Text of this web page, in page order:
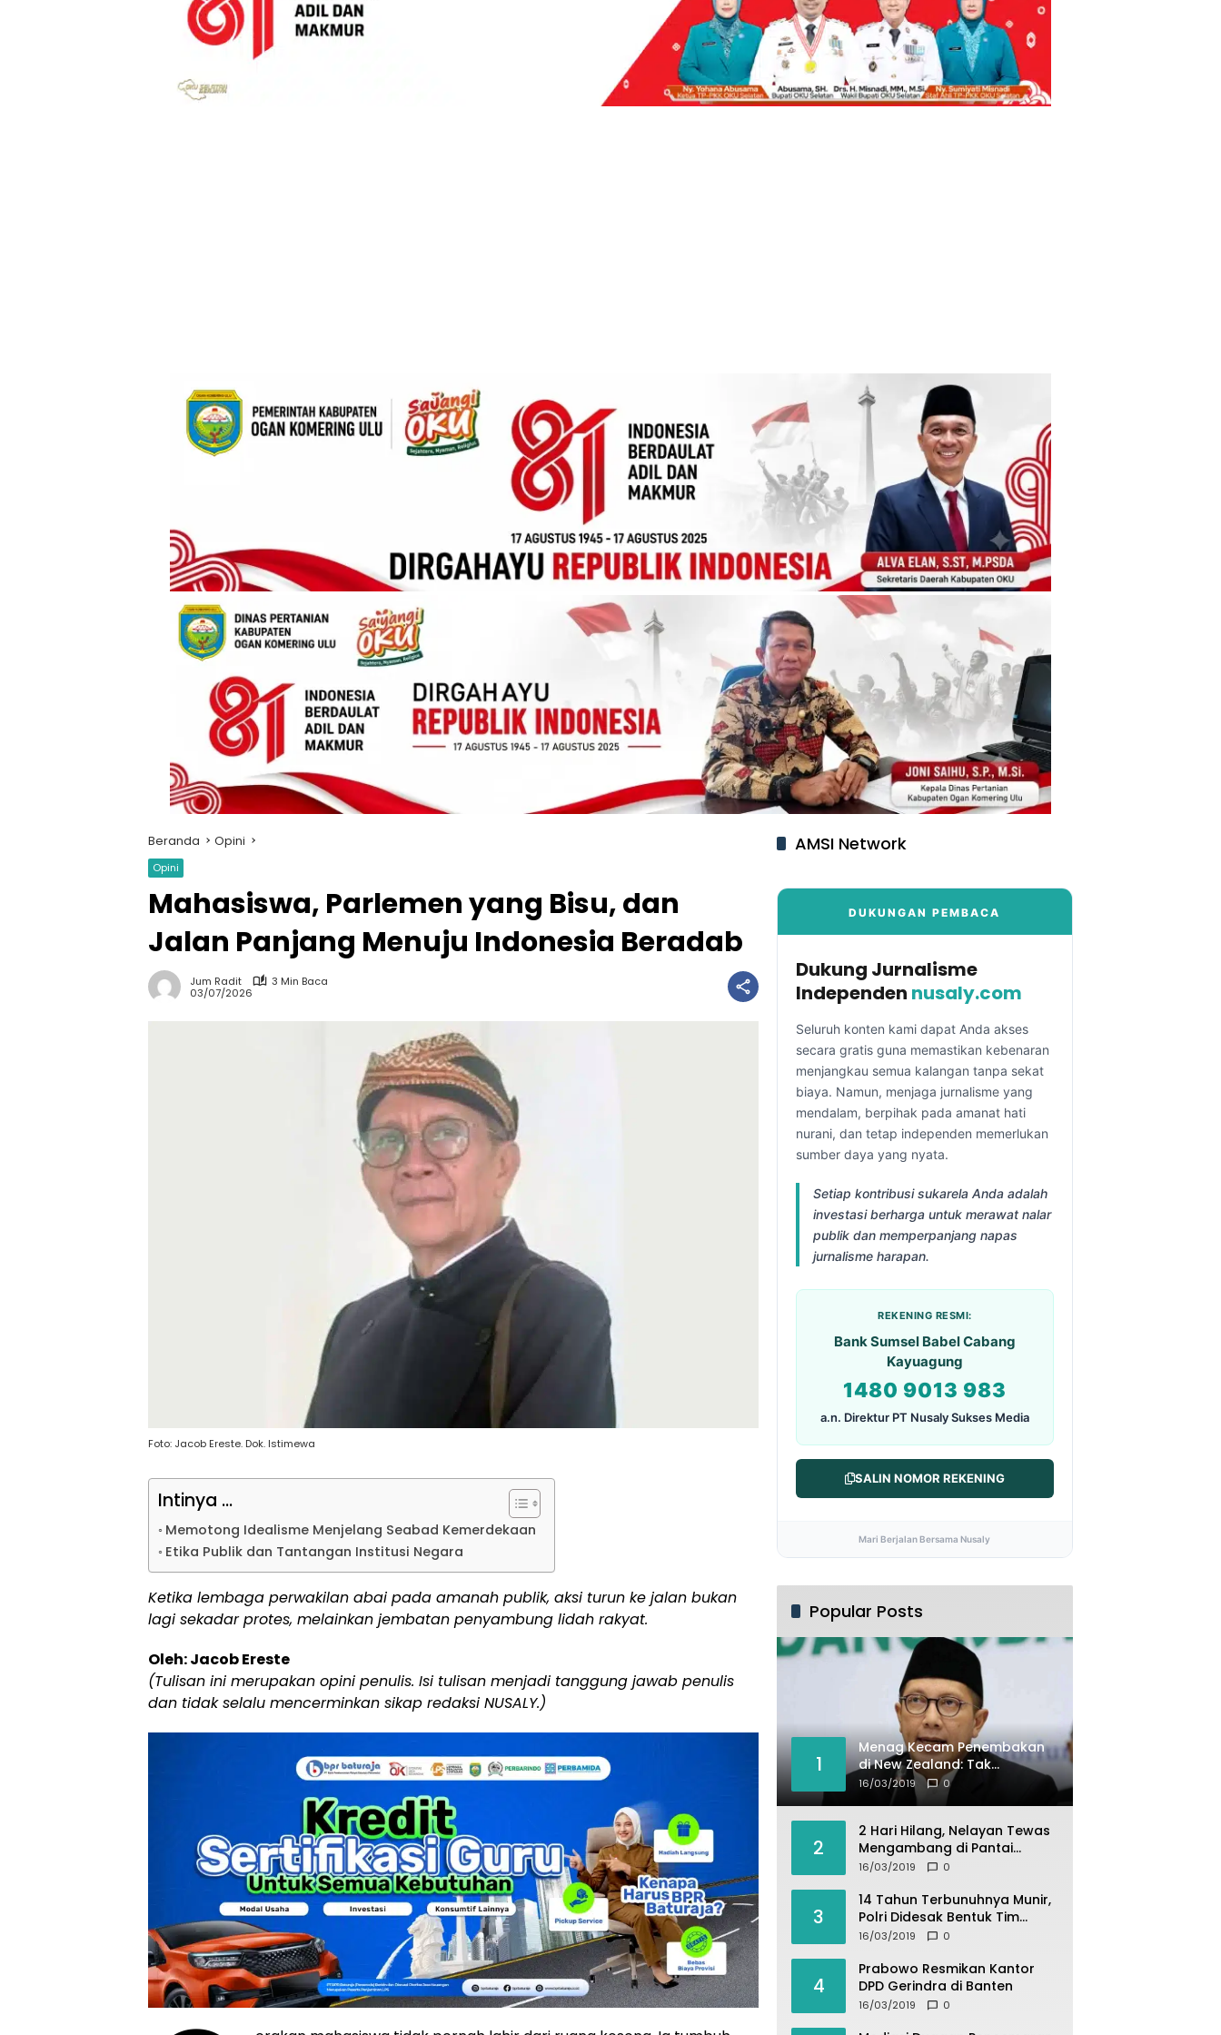
Beranda Opini
Opini
Mahasiswa, Parlemen yang Bisu, dan
Jalan Panjang Menuju Indonesia Beradab
Jum Radit
3 Min Baca
03/07/2026
Foto: Jacob Ereste. Dok. Istimewa
Intinya ...
Memotong Idealisme Menjelang Seabad Kemerdekaan
Etika Publik dan Tantangan Institusi Negara
Ketika lembaga perwakilan abai pada amanah publik, aksi turun ke jalan bukan
lagi sekadar protes, melainkan jembatan penyambung lidah rakyat.
Oleh: Jacob Ereste
(Tulisan ini merupakan opini penulis. Isi tulisan menjadi tanggung jawab penulis
dan tidak selalu mencerminkan sikap redaksi NUSALY.)
AMSI Network
DUKUNGAN PEMBACA
Dukung Jurnalisme
Independen nusaly.com
Seluruh konten kami dapat Anda akses
secara gratis guna memastikan kebenaran
menjangkau semua kalangan tanpa sekat
biaya. Namun, menjaga jurnalisme yang
mendalam, berpihak pada amanat hati
nurani, dan tetap independen memerlukan
sumber daya yang nyata.
Setiap kontribusi sukarela Anda adalah
investasi berharga untuk merawat nalar
publik dan memperpanjang napas
jurnalisme harapan.
REKENING RESMI:
Bank Sumsel Babel Cabang
Kayuagung
1480 9013 983
a.n. Direktur PT Nusaly Sukses Media
SALIN NOMOR REKENING
Mari Berjalan Bersama Nusaly
Popular Posts
1
Menag Kecam Penembakan
di New Zealand: Tak
Berperikemanusiaan!
16/03/2019 0
2
2 Hari Hilang, Nelayan Tewas
Mengambang di Pantai
Cipalawah Garut
16/03/2019 0
3
14 Tahun Terbunuhnya Munir,
Polri Didesak Bentuk Tim
Khusus
16/03/2019 0
4
Prabowo Resmikan Kantor
DPD Gerindra di Banten
16/03/2019 0